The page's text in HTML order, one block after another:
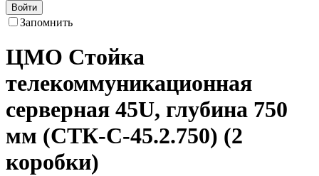
Войти
Запомнить
ЦМО Стойка
телекоммуникационная
серверная 45U, глубина 750
мм (СТК-С-45.2.750) (2
коробки)